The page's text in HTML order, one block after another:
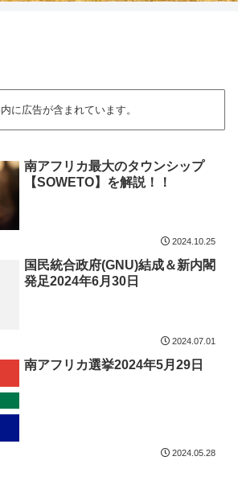
に広告が含まれています。
南アフリカ最大のタウンシップ
【SOWETO】を解説！！
2024.10.25
国民統合政府(GNU)結成＆新内閣
発足2024年6月30日
2024.07.01
南アフリカ選挙2024年5月29日
2024.05.28